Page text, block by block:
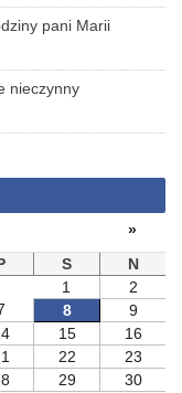
pani Marii
nieczynny
»
S
N
1
2
8
9
15
16
22
23
29
30